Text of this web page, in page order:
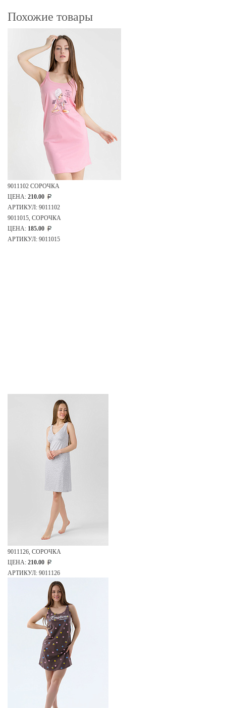
Похожие товары
9011102 СОРОЧКА
ЦЕНА: 210.00
АРТИКУЛ: 9011102
9011015, СОРОЧКА
ЦЕНА: 185.00
АРТИКУЛ: 9011015
9011126, СОРОЧКА
ЦЕНА: 210.00
АРТИКУЛ: 9011126